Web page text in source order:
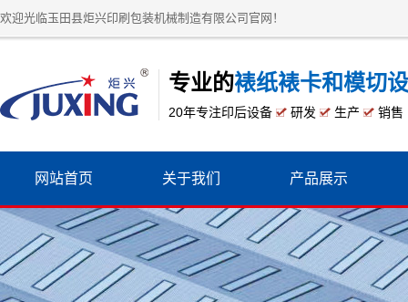
欢迎光临玉田县炬兴印刷包装机械制造有限公司官网！
专业的裱纸裱卡和模切
20年专注印后设备 研发 生产 销售
网站首页 关于我们 产品展示